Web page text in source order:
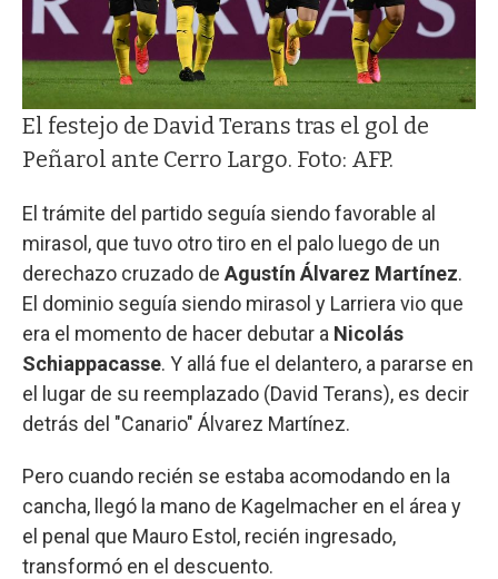
El festejo de David Terans tras el gol de
Peñarol ante Cerro Largo. Foto: AFP.
El trámite del partido seguía siendo favorable al
mirasol, que tuvo otro tiro en el palo luego de un
derechazo cruzado de Agustín Álvarez Martínez.
El dominio seguía siendo mirasol y Larriera vio que
era el momento de hacer debutar a Nicolás
Schiappacasse. Y allá fue el delantero, a pararse en
el lugar de su reemplazado (David Terans), es decir
detrás del "Canario" Álvarez Martínez.
Pero cuando recién se estaba acomodando en la
cancha, llegó la mano de Kagelmacher en el área y
el penal que Mauro Estol, recién ingresado,
transformó en el descuento.